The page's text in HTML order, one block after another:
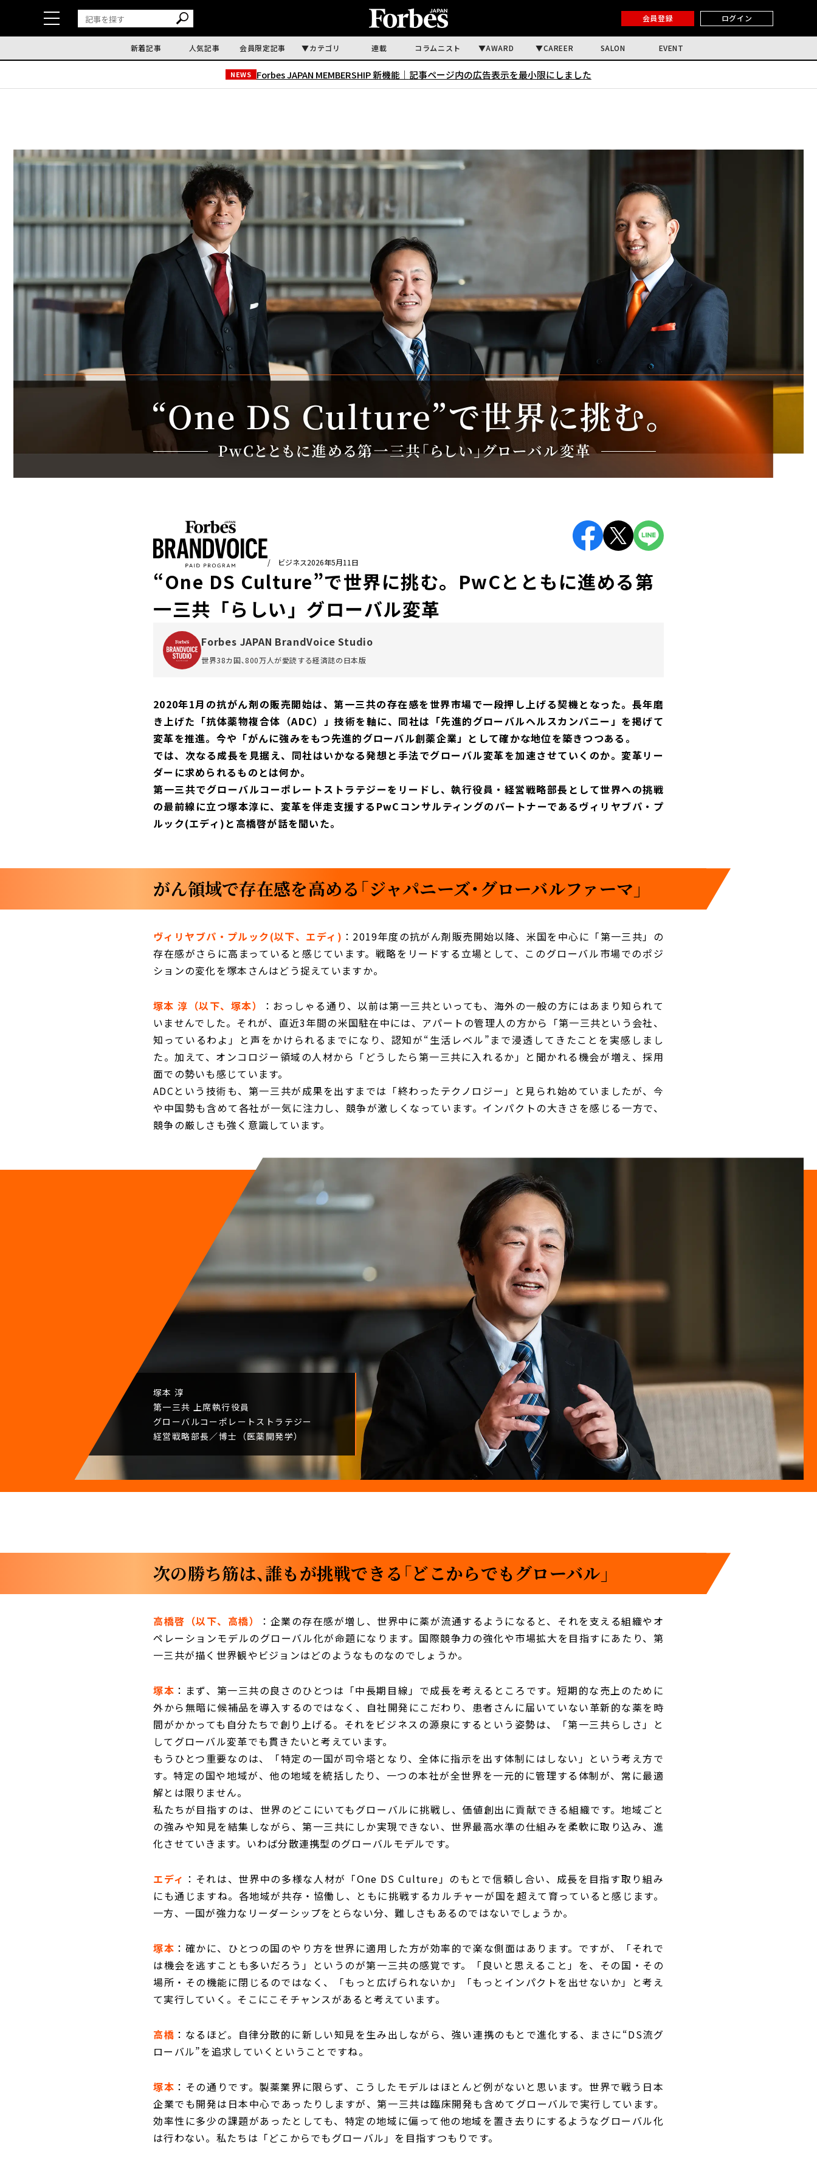
会員登録 ログイン
新着記事 人気記事 会員限定記事 カテゴリ 連載 コラムニスト AWARD CAREER SALON EVENT
NEWS Forbes JAPAN MEMBERSHIP 新機能｜ 記事ページ内の広告表示を最小限にしました
/ ビジネス2026年5月11日
“One DS Culture”で世界に挑む。PwCとともに進める第
一三共「らしい」グローバル変革
Forbes JAPAN BrandVoice Studio
世界38カ国､800万人が愛読する経済誌の日本版
2020年1月の抗がん剤の販売開始は、第一三共の存在感を世界市場で一段押し上げる契機となった。長年磨
き上げた「抗体薬物複合体（ADC）」技術を軸に、同社は「先進的グローバルヘルスカンパニー」を掲げて
変革を推進。今や「がんに強みをもつ先進的グローバル創薬企業」として確かな地位を築きつつある。
では、次なる成長を見据え、同社はいかなる発想と手法でグローバル変革を加速させていくのか。変革リー
ダーに求められるものとは何か。
第一三共でグローバルコーポレートストラテジーをリードし、執行役員・経営戦略部長として世界への挑戦
の最前線に立つ塚本淳に、変革を伴走支援するPwCコンサルティングのパートナーであるヴィリヤブパ・プ
ルック(エディ)と高橋啓が話を聞いた。
がん領域で存在感を高める「ジャパニーズ・グローバルファーマ」
ヴィリヤブパ・プルック(以下、エディ) ：2019年度の抗がん剤販売開始以降、米国を中心に「第一三共」の
存在感がさらに高まっていると感じています。戦略をリードする立場として、このグローバル市場でのポジ
ションの変化を塚本さんはどう捉えていますか。
塚本 淳（以下、塚本）
：おっしゃる通り、以前は第一三共といっても、海外の一般の方にはあまり知られて
いませんでした。それが、直近3年間の米国駐在中には、アパートの管理人の方から「第一三共という会社、
知っているわよ」と声をかけられるまでになり、認知が“生活レベル”まで浸透してきたことを実感しまし
た。加えて、オンコロジー領域の人材から「どうしたら第一三共に入れるか」と聞かれる機会が増え、採用
面での勢いも感じています。
ADCという技術も、第一三共が成果を出すまでは「終わったテクノロジー」と見られ始めていましたが、今
や中国勢も含めて各社が一気に注力し、競争が激しくなっています。インパクトの大きさを感じる一方で、
競争の厳しさも強く意識しています。
塚本 淳
第一三共 上席執行役員
グローバルコーポレート ストラテジー
経営戦略部長／博士（医薬開発学）
次の勝ち筋は、誰もが挑戦できる「どこからでもグローバル」
高橋啓（以下、高橋）
：企業の存在感が増し、世界中に薬が流通するようになると、それを支える組織やオ
ペレーションモデルのグローバル化が命題になります。国際競争力の強化や市場拡大を目指すにあたり、第
一三共が描く世界観やビジョンはどのようなものなのでしょうか。
塚本 ：まず、第一三共の良さのひとつは「中長期目線」で成長を考えるところです。短期的な売上のために
外から無暗に候補品を導入するのではなく、自社開発にこだわり、患者さんに届いていない革新的な薬を時
間がかかっても自分たちで創り上げる。それをビジネスの源泉にするという姿勢は、「第一三共らしさ」と
してグローバル変革でも貫きたいと考えています。
もうひとつ重要なのは、「特定の一国が司令塔となり、全体に指示を出す体制にはしない」という考え方で
す。特定の国や地域が、他の地域を統括したり、一つの本社が全世界を一元的に管理する体制が、常に最適
解とは限りません。
私たちが目指すのは、世界のどこにいてもグローバルに挑戦し、価値創出に貢献できる組織です。地域ごと
の強みや知見を結集しながら、第一三共にしか実現できない、世界最高水準の仕組みを柔軟に取り込み、進
化させていきます。いわば分散連携型のグローバルモデルです。
エディ ：それは、世界中の多様な人材が「One DS Culture」のもとで信頼し合い、成長を目指す取り組み
にも通じますね。各地域が共存・協働し、ともに挑戦するカルチャーが国を超えて育っていると感じます。
一方、一国が強力なリーダーシップをとらない分、難しさもあるのではないでしょうか。
塚本 ：確かに、ひとつの国のやり方を世界に適用した方が効率的で楽な側面はあります。ですが、「それで
は機会を逃すことも多いだろう」というのが第一三共の感覚です。「良いと思えること」を、その国・その
場所・その機能に閉じるのではなく、「もっと広げられないか」「もっとインパクトを出せないか」と考え
て実行していく。そこにこそチャンスがあると考えています。
高橋 ：なるほど。自律分散的に新しい知見を生み出しながら、強い連携のもとで進化する、まさに“DS流グ
ローバル”を追求していくということですね。
塚本 ：その通りです。製薬業界に限らず、こうしたモデルはほとんど例がないと思います。世界で戦う日本
企業でも開発は日本中心であったりしますが、第一三共は臨床開発も含めてグローバルで実行しています。
効率性に多少の課題があったとしても、特定の地域に偏って他の地域を置き去りにするようなグローバル化
は行わない。私たちは「どこからでもグローバル」を目指すつもりです。